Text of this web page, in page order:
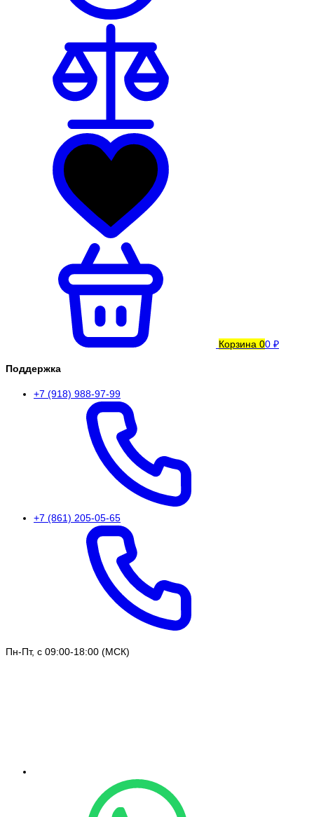
Корзина 00 ₽
Поддержка
+7 (918) 988-97-99
+7 (861) 205-05-65
Пн-Пт, с 09:00-18:00 (МСК)